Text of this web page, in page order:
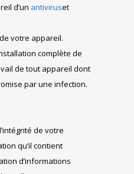
d’un antiviruset
votre appareil.
complète de
de tout appareil dont
par une infection.
de votre
qu’il contient
d’informations